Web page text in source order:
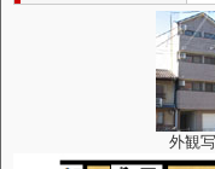
外観